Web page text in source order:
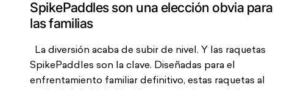
SpikePaddles son una elección obvia para
las familias
La diversión acaba de subir de nivel. Y las raquetas
SpikePaddles son la clave. Diseñadas para el
enfrentamiento familiar definitivo, estas raquetas al